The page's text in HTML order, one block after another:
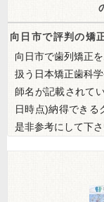
向日市で評判の矯
向日市で歯列矯正
扱う日本矯正歯科
師名が記載されて
日時点)納得できる
是非参考にして下さ